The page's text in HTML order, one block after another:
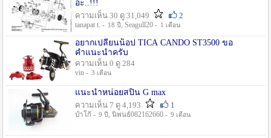
อะ..!!!
ความเห็น 30 ดู 31,049
2
tanapat t. - 18 ปี , Seagull20 - 1 เดือน
อยากเปลี่ยนน็อป TICA CANDO ST3500 ขอ
คำแนะนำครับ
ความเห็น 0 ดู 284
vin - 3 เดือน
แนะนำหน่อยสปิน G max
ความเห็น 7 ดู 4,193
1
ป๋าโก้ - 9 ปี , นิพนธ์082162660 - 9 เดือน